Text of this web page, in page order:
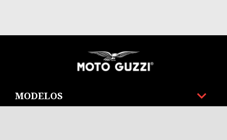
MODELOS